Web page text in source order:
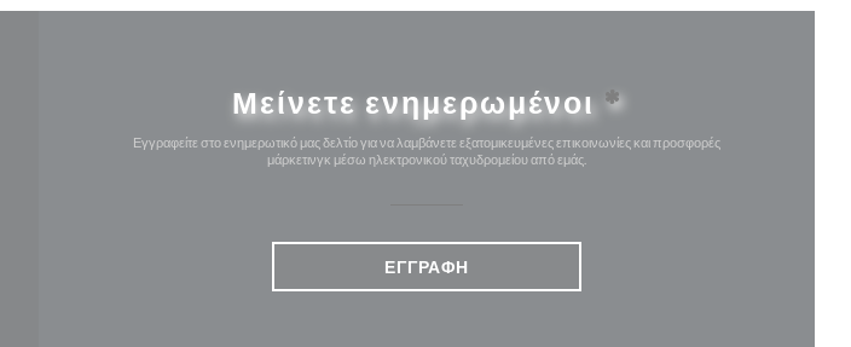
Μείνετε ενημερωμένοι *
Εγγραφείτε στο ενημερωτικό μας δελτίο για να λαμβάνετε εξατομικευμένες επικοινωνίες και προσφορές
μάρκετινγκ μέσω ηλεκτρονικού ταχυδρομείου από εμάς.
ΕΓΓΡΑΦΉ